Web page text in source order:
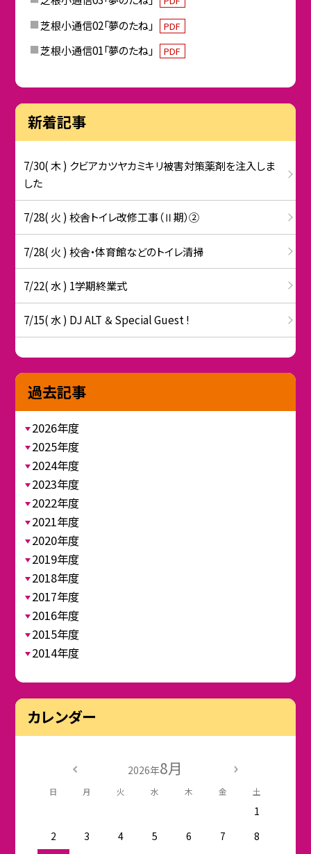
芝根小通信02「夢のたね」 PDF
芝根小通信01「夢のたね」 PDF
新着記事
7/30( 木 ) クビアカツヤカミキリ被害対策薬剤を注入しま
した
7/28( 火 ) 校舎トイレ改修工事（Ⅱ期）②
7/28( 火 ) 校舎・体育館などのトイレ清掃
7/22( 水 ) 1学期終業式
7/15( 水 ) DJ ALT ＆ Special Guest !
過去記事
2026年度
2025年度
2024年度
2023年度
2022年度
2021年度
2020年度
2019年度
2018年度
2017年度
2016年度
2015年度
2014年度
カレンダー
2026年8月
日 月 火 水 木 金 土
1
2
3 4 5 6 7
8